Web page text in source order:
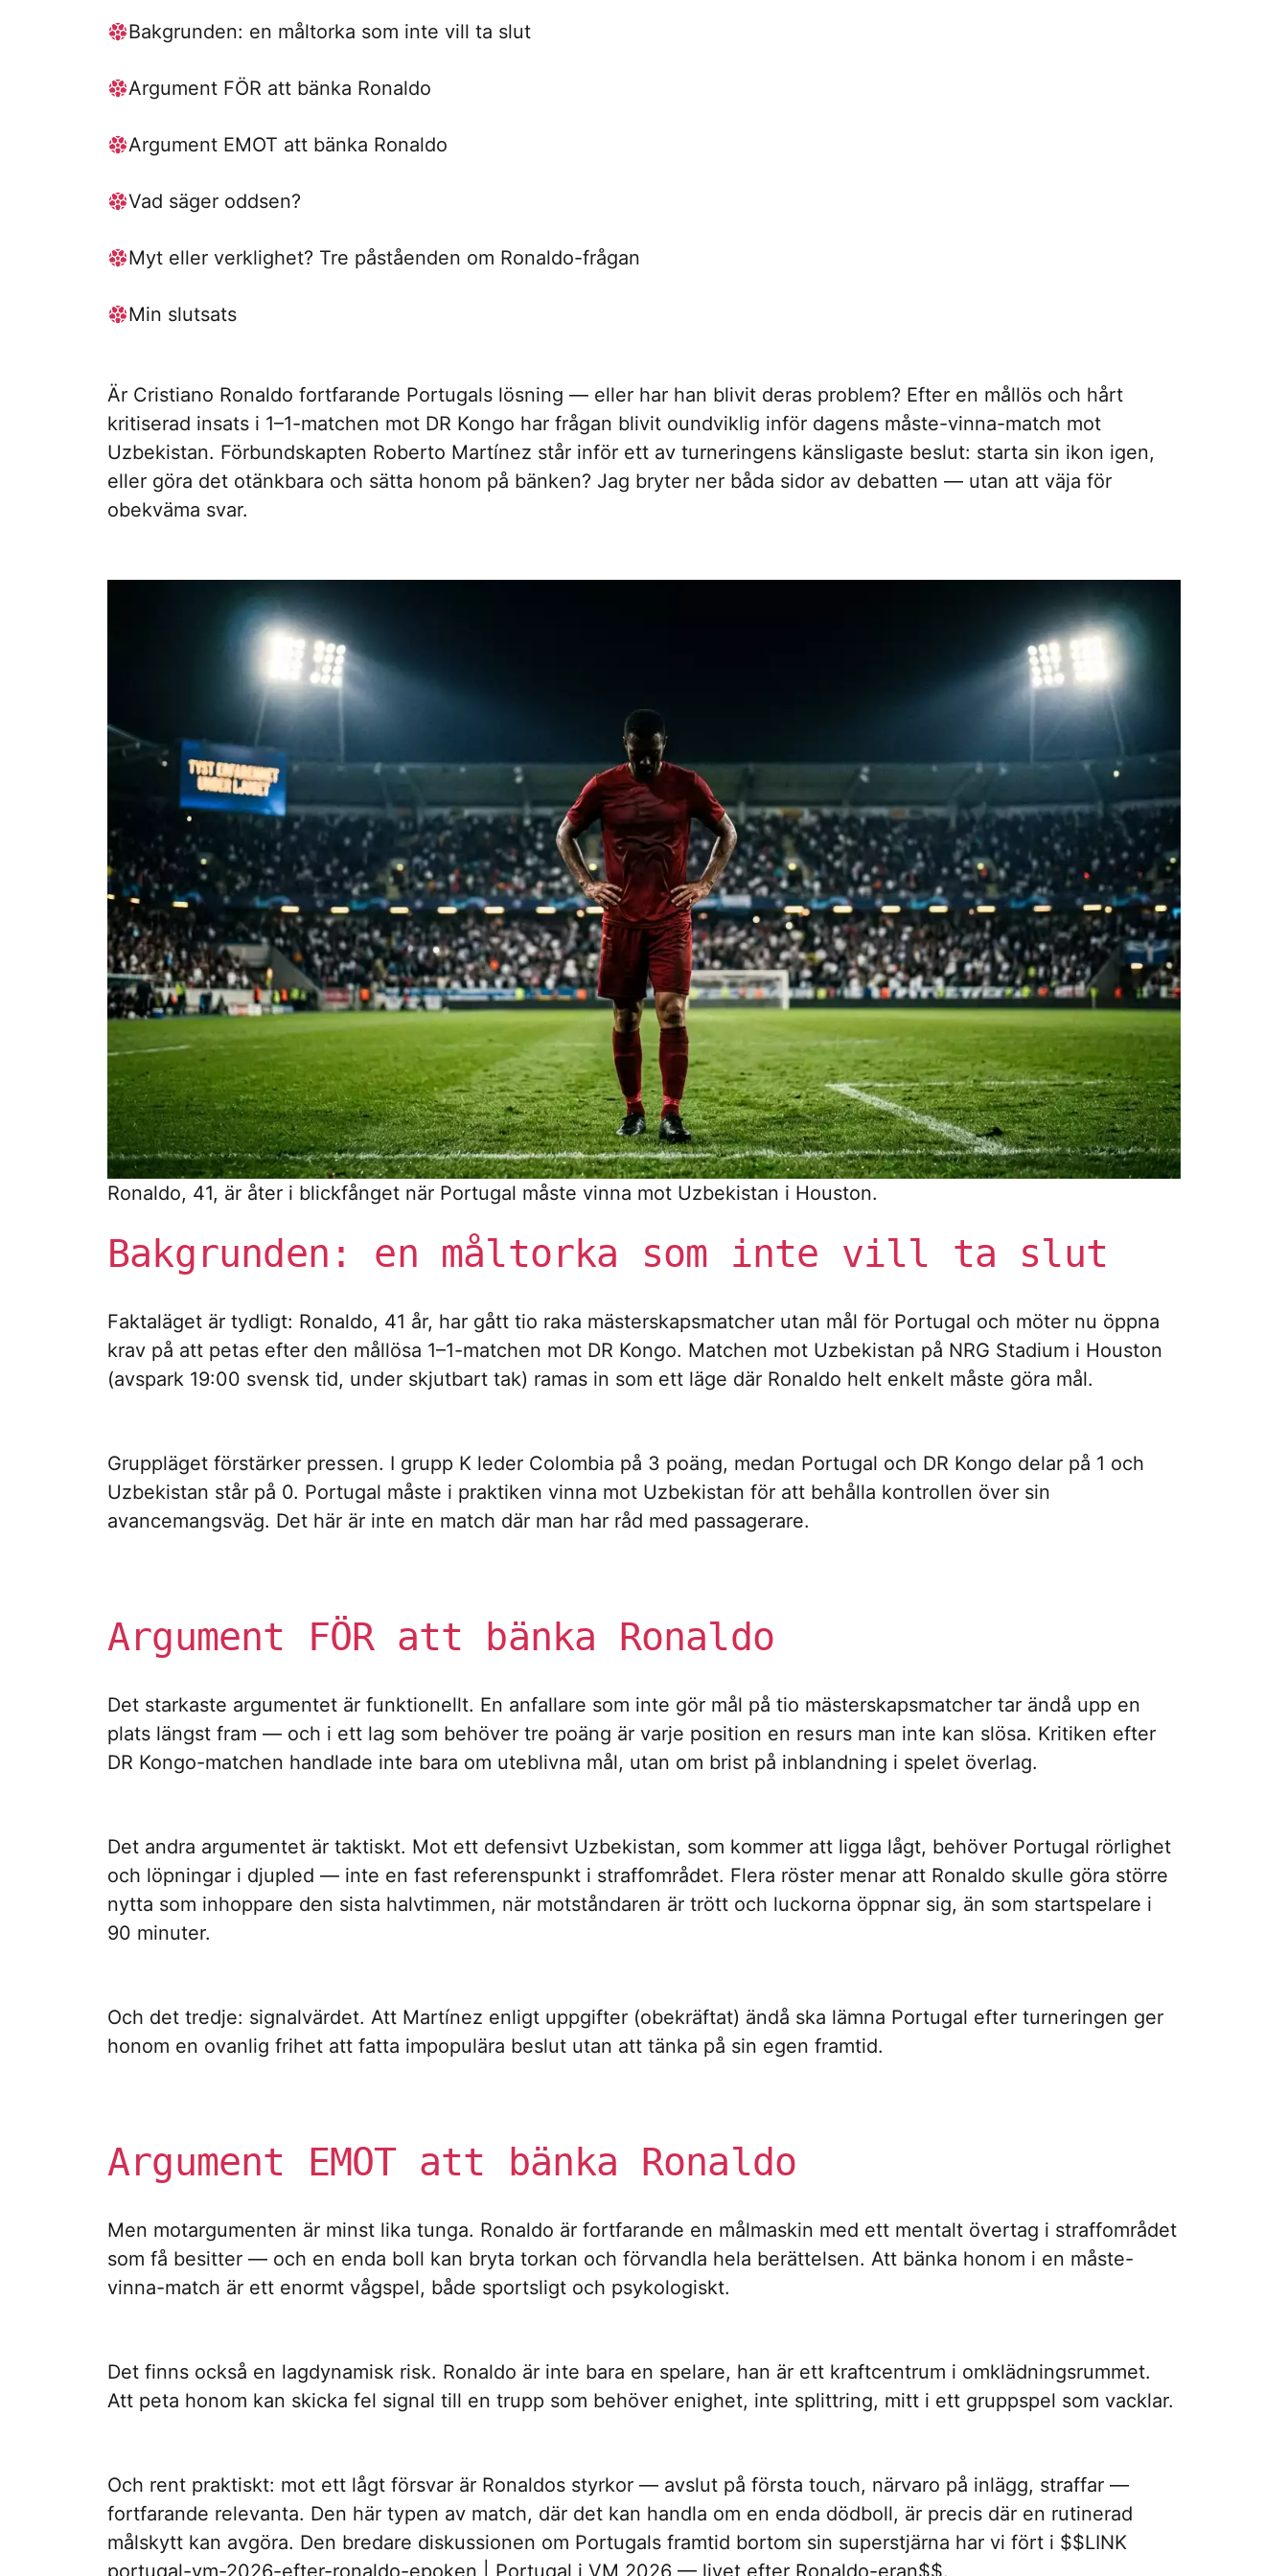
Bakgrunden: en måltorka som inte vill ta slut
Argument FÖR att bänka Ronaldo
Argument EMOT att bänka Ronaldo
Vad säger oddsen?
Myt eller verklighet? Tre påståenden om Ronaldo-frågan
Min slutsats
Är Cristiano Ronaldo fortfarande Portugals lösning — eller har han blivit deras problem? Efter en mållös och hårt
kritiserad insats i 1–1-matchen mot DR Kongo har frågan blivit oundviklig inför dagens måste-vinna-match mot
Uzbekistan. Förbundskapten Roberto Martínez står inför ett av turneringens känsligaste beslut: starta sin ikon igen,
eller göra det otänkbara och sätta honom på bänken? Jag bryter ner båda sidor av debatten — utan att väja för
obekväma svar.
Ronaldo, 41, är åter i blickfånget när Portugal måste vinna mot Uzbekistan i Houston.
Bakgrunden: en måltorka som inte vill ta slut
Faktaläget är tydligt: Ronaldo, 41 år, har gått tio raka mästerskapsmatcher utan mål för Portugal och möter nu öppna
krav på att petas efter den mållösa 1–1-matchen mot DR Kongo. Matchen mot Uzbekistan på NRG Stadium i Houston
(avspark 19:00 svensk tid, under skjutbart tak) ramas in som ett läge där Ronaldo helt enkelt måste göra mål.
Gruppläget förstärker pressen. I grupp K leder Colombia på 3 poäng, medan Portugal och DR Kongo delar på 1 och
Uzbekistan står på 0. Portugal måste i praktiken vinna mot Uzbekistan för att behålla kontrollen över sin
avancemangsväg. Det här är inte en match där man har råd med passagerare.
Argument FÖR att bänka Ronaldo
Det starkaste argumentet är funktionellt. En anfallare som inte gör mål på tio mästerskapsmatcher tar ändå upp en
plats längst fram — och i ett lag som behöver tre poäng är varje position en resurs man inte kan slösa. Kritiken efter
DR Kongo-matchen handlade inte bara om uteblivna mål, utan om brist på inblandning i spelet överlag.
Det andra argumentet är taktiskt. Mot ett defensivt Uzbekistan, som kommer att ligga lågt, behöver Portugal rörlighet
och löpningar i djupled — inte en fast referenspunkt i straffområdet. Flera röster menar att Ronaldo skulle göra större
nytta som inhoppare den sista halvtimmen, när motståndaren är trött och luckorna öppnar sig, än som startspelare i
90 minuter.
Och det tredje: signalvärdet. Att Martínez enligt uppgifter (obekräftat) ändå ska lämna Portugal efter turneringen ger
honom en ovanlig frihet att fatta impopulära beslut utan att tänka på sin egen framtid.
Argument EMOT att bänka Ronaldo
Men motargumenten är minst lika tunga. Ronaldo är fortfarande en målmaskin med ett mentalt övertag i straffområdet
som få besitter — och en enda boll kan bryta torkan och förvandla hela berättelsen. Att bänka honom i en måste-
vinna-match är ett enormt vågspel, både sportsligt och psykologiskt.
Det finns också en lagdynamisk risk. Ronaldo är inte bara en spelare, han är ett kraftcentrum i omklädningsrummet.
Att peta honom kan skicka fel signal till en trupp som behöver enighet, inte splittring, mitt i ett gruppspel som vacklar.
Och rent praktiskt: mot ett lågt försvar är Ronaldos styrkor — avslut på första touch, närvaro på inlägg, straffar —
fortfarande relevanta. Den här typen av match, där det kan handla om en enda dödboll, är precis där en rutinerad
målskytt kan avgöra. Den bredare diskussionen om Portugals framtid bortom sin superstjärna har vi fört i $$LINK